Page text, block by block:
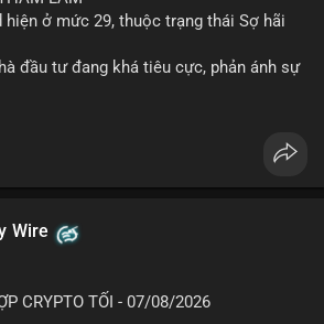
hiện ở mức 29, thuộc trạng thái Sợ hãi
đầu tư đang khá tiêu cực, phản ánh sự
Plume (PLUME), Cash Cat (CASHCAT),
(HFT), Ondo (ONDO), StonkBroker
Ethereum, Solana, Dogecoin, Polkadot,
đời sống khác đang chiếm ưu thế.
Wire
CRYPTO TỐI - 07/08/2026